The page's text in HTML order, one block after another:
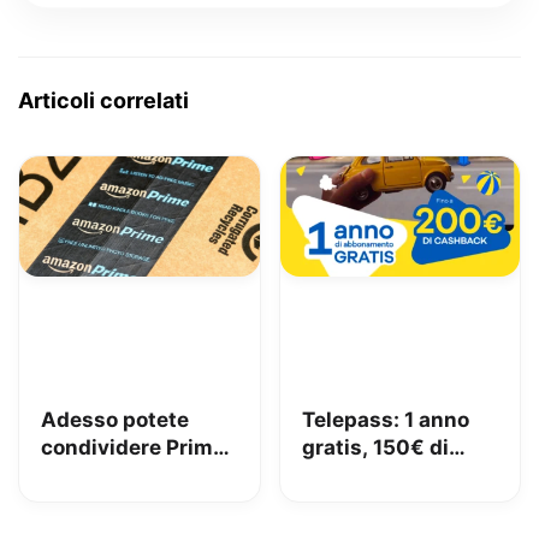
Articoli correlati
Adesso potete
condividere Prime
Telepass: 1 anno
gratis, 150€ di